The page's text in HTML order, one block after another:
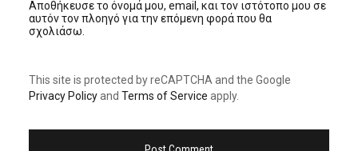
Αποθήκευσε το όνομά μου, email, και τον ιστότοπο μου σε
αυτόν τον πλοηγό για την επόμενη φορά που θα
σχολιάσω.
This site is protected by reCAPTCHA and the Google
Privacy Policyand Terms of Service apply.